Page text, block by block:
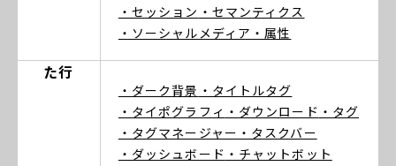
・セッション ・セマンティクス
・ソーシャルメディア ・属性
た行
・ダーク背景 ・タイトルタグ
・タイポグラフィ ・ダウンロード ・タグ
・タグマネージャー ・タスクバー
・ダッシュボード ・チャットボット